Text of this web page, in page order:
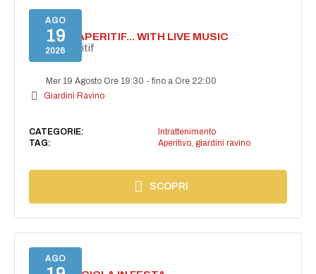
AGO
19
2026
SECRET APERITIF... WITH LIVE MUSIC
Secret aperitif
Mer 19 Agosto Ore 19:30 -fino a Ore 22:00
Giardini Ravino
CATEGORIE:
Intrattenimento
TAG:
Aperitivo, giardini ravino
SCOPRI
AGO